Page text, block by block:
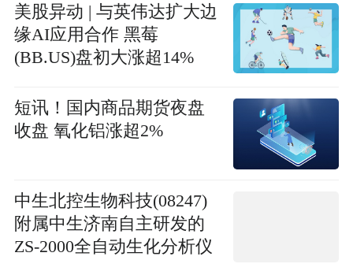
美股异动 | 与英伟达扩大边
缘AI应用合作 黑莓
(BB.US)盘初大涨超14%
短讯！国内商品期货夜盘
收盘 氧化铝涨超2%
中生北控生物科技(08247)
附属中生济南自主研发的
ZS-2000全自动生化分析仪